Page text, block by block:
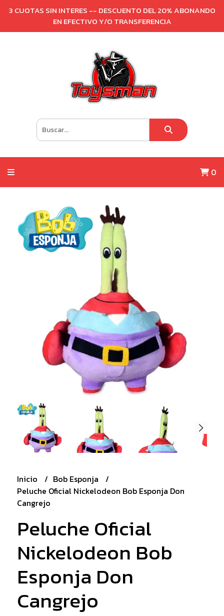
3 CUOTAS SIN INTERES -- DESCUENTO DEL 20% ABONANDO
EN EFECTIVO Y/O TRANSFERENCIA
0
Inicio
Bob Esponja
Peluche Oficial Nickelodeon Bob Esponja Don
Cangrejo
Peluche Oficial
Nickelodeon Bob
Esponja Don
Cangrejo